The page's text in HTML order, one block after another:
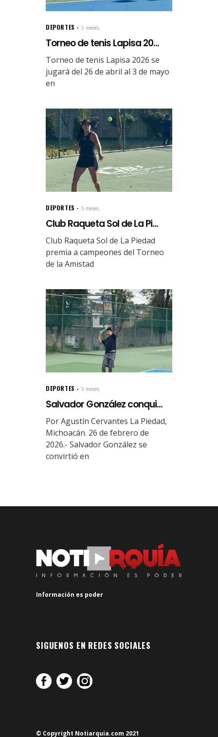
DEPORTES 5 meses.
Torneo de tenis Lapisa 20...
Torneo de tenis Lapisa 2026 se
jugará del 26 de abril al 3 de mayo
en
DEPORTES 5 meses.
Club Raqueta Sol de La Pi...
Club Raqueta Sol de La Piedad
premia a campeones del Torneo
de la Amistad
DEPORTES 5 meses.
Salvador González conqui...
Por Agustín Cervantes La Piedad,
Michoacán. 26 de febrero de
2026.- Salvador González se
convirtió en
Información es poder
SIGUENOS EN REDES SOCIALES
© Copyright Notiarquia.com 2021